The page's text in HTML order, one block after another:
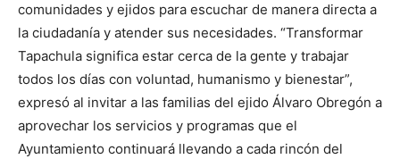
comunidades y ejidos para escuchar de manera directa a
la ciudadanía y atender sus necesidades. “Transformar
Tapachula significa estar cerca de la gente y trabajar
todos los días con voluntad, humanismo y bienestar”,
expresó al invitar a las familias del ejido Álvaro Obregón a
aprovechar los servicios y programas que el
Ayuntamiento continuará llevando a cada rincón del